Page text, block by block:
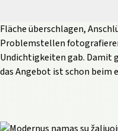
Fläche überschlagen,
Problemstellen
Undichtigkeiten gab. Damit
das Angebot ist schon beim